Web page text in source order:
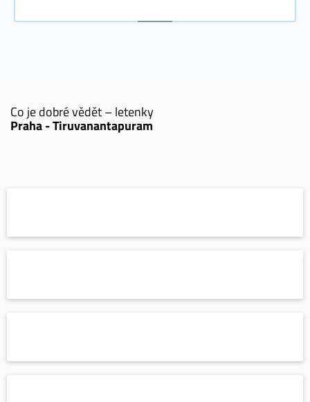
Co je dobré vědět – letenky
Praha - Tiruvanantapuram